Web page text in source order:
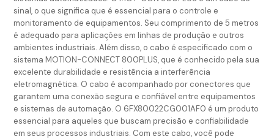
sinal, o que significa que é essencial para o controle e
monitoramento de equipamentos. Seu comprimento de 5 metros
é adequado para aplicações em linhas de produção e outros
ambientes industriais. Além disso, o cabo é especificado com o
sistema MOTION-CONNECT 800PLUS, que é conhecido pela sua
excelente durabilidade e resistência a interferência
eletromagnética. O cabo é acompanhado por conectores que
garantem uma conexão segura e confiável entre equipamentos
e sistemas de automação. O 6FX80022CG001AF0 é um produto
essencial para aqueles que buscam precisão e confiabilidade
em seus processos industriais. Com este cabo, você pode